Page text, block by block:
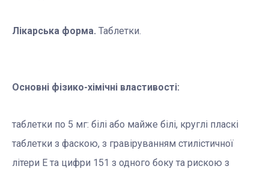
Лікарська форма. Таблетки.
Основні фізико-хімічні властивості:
таблетки по 5 мг: білі або майже білі, круглі пласкі
таблетки з фаскою, з гравіруванням стилістичної
літери Е та цифри 151 з одного боку та рискою з